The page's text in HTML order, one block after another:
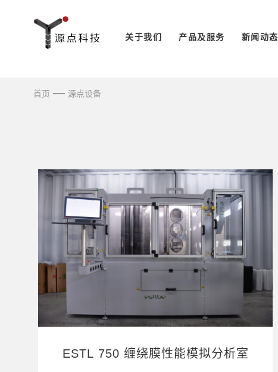
关于我们 产品及服务 新闻动态
首页 源点设备
ESTL 750 缠绕膜性能模拟分析室